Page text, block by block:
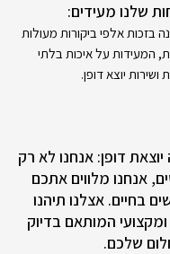
שלנו מעידים:
בזכות אלפי ביקורות מעולות
המעידות על איכות בלתי
יוצא דופן.
יוצאת דופן: אנחנו לא רק
אנחנו מלווים אתכם
בחיים. אצלנו תיהנו
המותאם בדיוק
שלכם.